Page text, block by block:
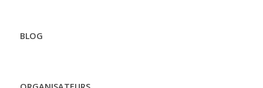
BLOG